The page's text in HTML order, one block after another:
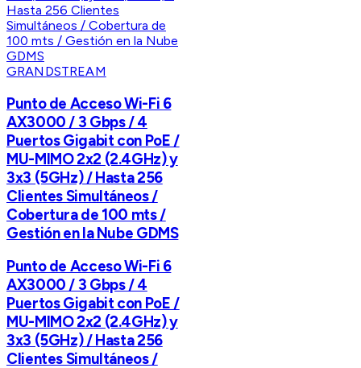
GRANDSTREAM
Punto de Acceso Wi-Fi 6
AX3000 / 3 Gbps / 4
Puertos Gigabit con PoE /
MU-MIMO 2x2 (2.4GHz) y
3x3 (5GHz) / Hasta 256
Clientes Simultáneos /
Cobertura de 100 mts /
Gestión en la Nube GDMS
Punto de Acceso Wi-Fi 6
AX3000 / 3 Gbps / 4
Puertos Gigabit con PoE /
MU-MIMO 2x2 (2.4GHz) y
3x3 (5GHz) / Hasta 256
Clientes Simultáneos /